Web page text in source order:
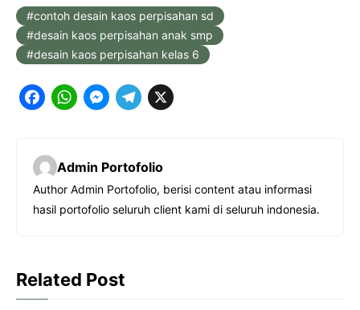
contoh desain kaos perpisahan sd
desain kaos perpisahan anak smp
desain kaos perpisahan kelas 6
F
c
e
b
k
W
t
s
p
M
s
e
e
T
e
g
m
X
Admin Portofolio
Author Admin Portofolio, berisi content atau informasi
hasil portofolio seluruh client kami di seluruh indonesia.
Related Post